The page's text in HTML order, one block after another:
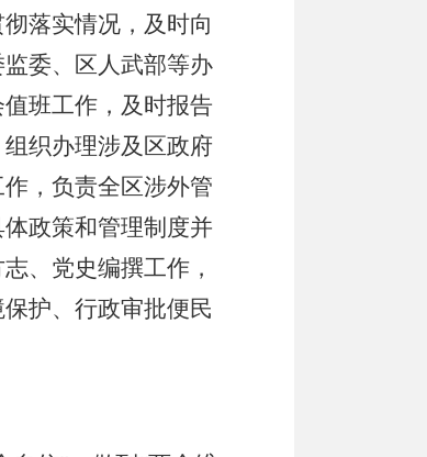
落实情况，及时向
委、区人武部等办
班工作，及时报告
织办理涉及区政府
，负责全区涉外管
政策和管理制度并
、党史编撰工作，
护、行政审批便民